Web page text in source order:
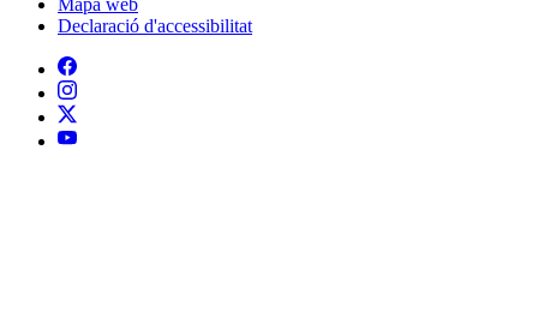
Mapa web
Declaració d'accessibilitat